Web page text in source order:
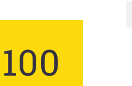
100